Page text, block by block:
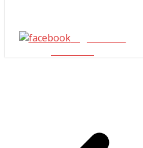
Seguinos en